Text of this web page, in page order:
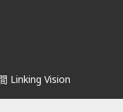
Linking Vision